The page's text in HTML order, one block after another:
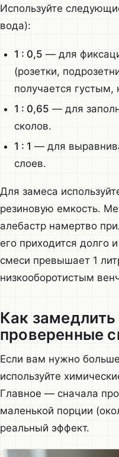
Используйте
вода):
1 : 0,5 — для
(розетки,
получается густым,
1 : 0,65 — для
сколов.
1 : 1 — для
слоев.
Для замеса
резиновую емкость.
алебастр намертво
его приходится долго
смеси превышает 1
низкооборотистым
Как
проверенные
Если вам нужно
используйте
Главное — сначала
маленькой порции
реальный эффект.